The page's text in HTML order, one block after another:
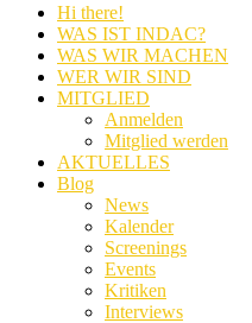
Hi there!
WAS IST INDAC?
WAS WIR MACHEN
WER WIR SIND
MITGLIED
Anmelden
Mitglied werden
AKTUELLES
Blog
News
Kalender
Screenings
Events
Kritiken
Interviews